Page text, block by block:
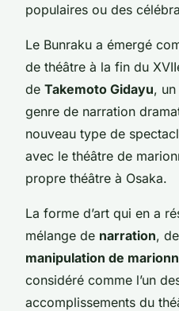
populaires ou des
Le Bunraku a émergé
de théâtre à la fin du
de Takemoto Gidayu,
genre de narration
nouveau type de
avec le théâtre de
propre théâtre à Osaka.
La forme d’art qui en a
mélange de narration, de
manipulation de
considéré comme l’un
accomplissements du